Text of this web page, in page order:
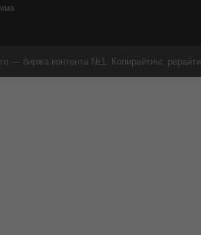
— биржа контента №1. Копирайтинг,